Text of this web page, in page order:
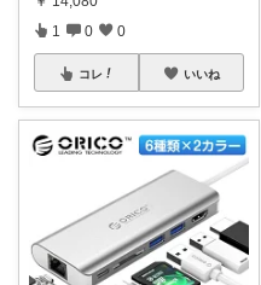
1 0 0
コレ いいね